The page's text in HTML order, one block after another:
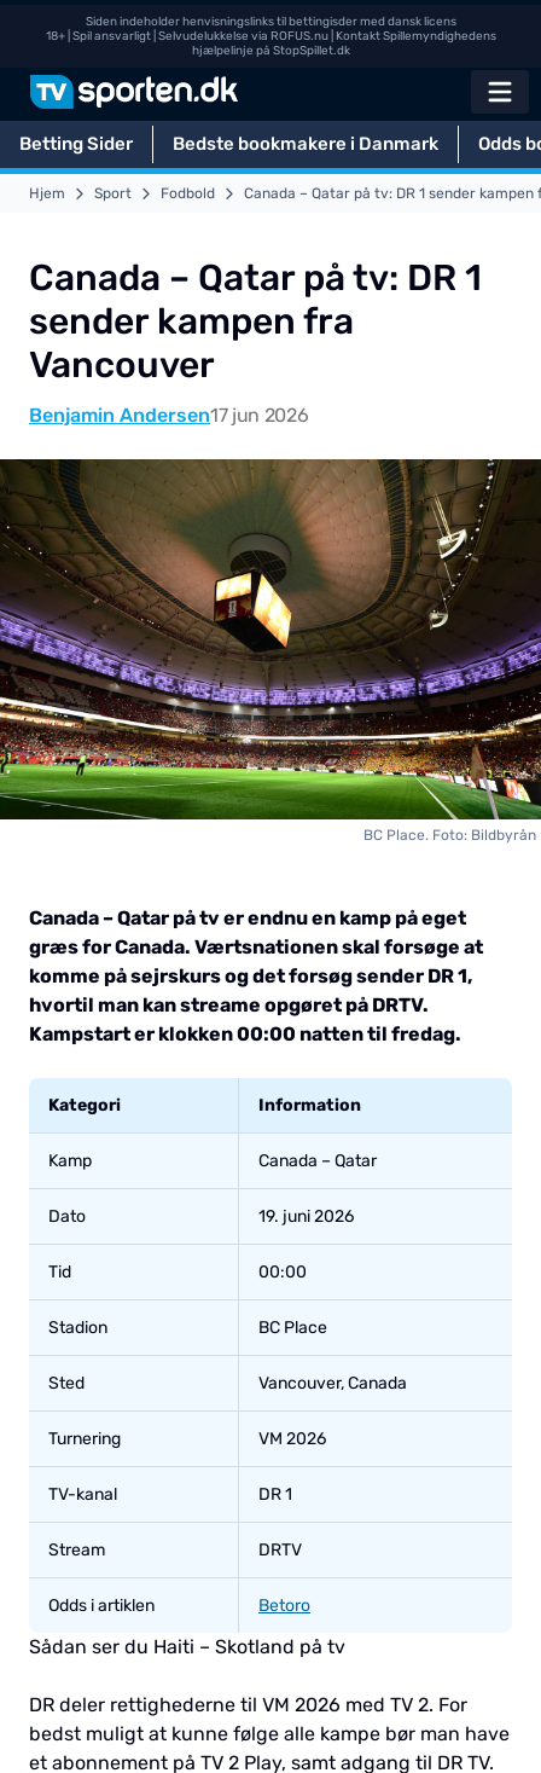
Siden indeholder henvisningslinks til bettingisder med dansk licens
18+ | Spil ansvarligt | Selvudelukkelse via ROFUS.nu| Kontakt Spillemyndighedens
hjælpelinje på StopSpillet.dk
Betting Sider Bedste bookmakere i Danmark Odds
Hjem Sport Fodbold Canada – Qatar på tv: DR 1 sender
Canada – Qatar på tv: DR 1
sender kampen fra
Vancouver
Benjamin Andersen17 jun 2026
BC Place. Foto: Bildbyrån
Canada – Qatar på tv er endnu en kamp på eget
græs for Canada. Værtsnationen skal forsøge at
komme på sejrskurs og det forsøg sender DR 1,
hvortil man kan streame opgøret på DRTV.
Kampstart er klokken 00:00 natten til fredag.
Kategori Information
Kamp Canada – Qatar
Dato 19. juni 2026
Tid 00:00
Stadion BC Place
Sted Vancouver, Canada
Turnering VM 2026
TV-kanal DR 1
Stream DRTV
Odds i artiklen Betoro
Sådan ser du Haiti – Skotland på tv
DR deler rettighederne til VM 2026 med TV 2. For
bedst muligt at kunne følge alle kampe bør man have
et abonnement på TV 2 Play, samt adgang til DR TV.